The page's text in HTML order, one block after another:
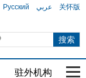
Русский عربي 关怀版
驻外机构 国